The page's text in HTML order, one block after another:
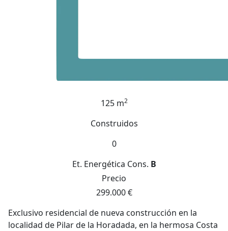
125 m2
Construidos
0
Et. Energética Cons. B
Precio
299.000 €
Exclusivo residencial de nueva construcción en la
localidad de Pilar de la Horadada, en la hermosa Costa